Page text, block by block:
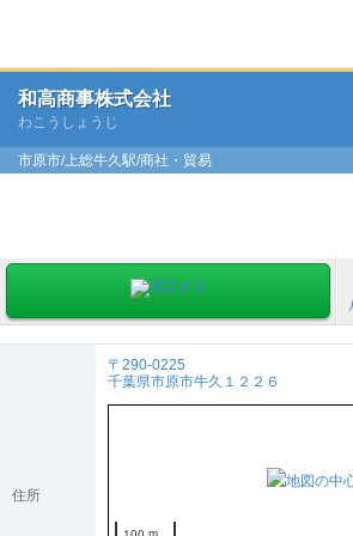
和高商事株式会社
わこうしょうじ
市原市/上総牛久駅/商社・貿易
住所
〒290-0225
千葉県市原市牛久１２２６